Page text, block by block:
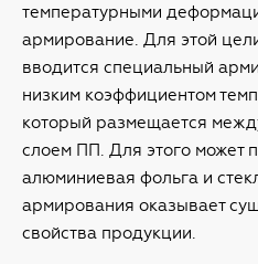
температурными
армирование. Для этой
вводится специальный
низким коэффициентом
который размещается
слоем ПП. Для этого может
алюминиевая фольга и
армирования оказывает
свойства продукции.